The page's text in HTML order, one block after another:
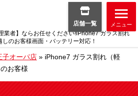
業者】ならお任せください!iPhone7 ガラス割れ
のお客様画面・バッテリー対応！
店舗一覧 メニュー
子オーパ店 » iPhone7 ガラス割れ（軽
お客様